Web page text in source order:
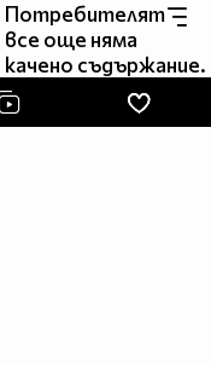
Потребителят
все още няма
качено съдържание.